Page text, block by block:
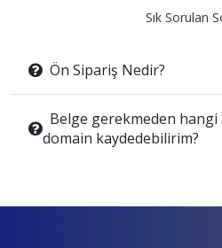
Sık Sorulan
Ön Sipariş Nedir?
Belge gerekmeden hangi
domain kaydedebilirim?